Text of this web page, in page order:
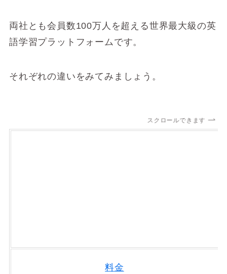
両社とも会員数100万人を超える世界最大級の英
語学習プラットフォームです。
それぞれの違いをみてみましょう。
スクロールできます
料金